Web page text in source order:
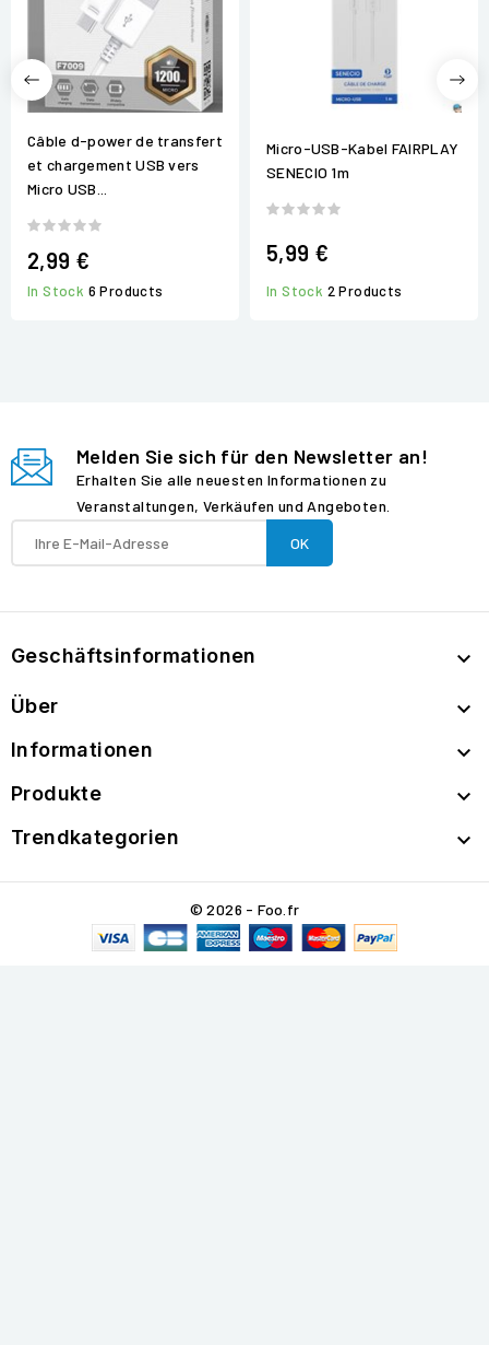
Câble d-power de transfert
et chargement USB vers
Micro USB...
2,99 €
In Stock 6 Products
Micro-USB-Kabel FAIRPLAY
SENECIO 1m
5,99 €
In Stock 2 Products
Melden Sie sich für den Newsletter an!
Erhalten Sie alle neuesten Informationen zu
Veranstaltungen, Verkäufen und Angeboten.
Geschäftsinformationen 
Über 
Informationen 
Produkte 
Trendkategorien 
© 2026 - Foo.fr